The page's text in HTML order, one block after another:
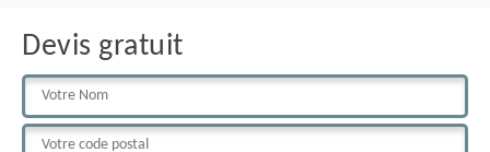
Devis gratuit